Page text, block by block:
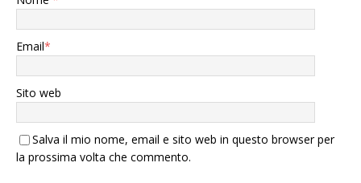
Email*
Sito web
Salva il mio nome, email e sito web in questo browser per
la prossima volta che commento.